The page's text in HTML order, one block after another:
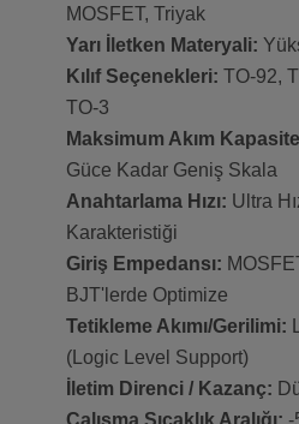
MOSFET, Triyak
Yarı İletken Materyali:
Kılıf Seçenekleri: TO-92,
TO-3
Maksimum Akım
Güce Kadar Geniş Skala
Anahtarlama Hızı: Ultra
Karakteristiği
Giriş Empedansı:
BJT'lerde Optimize
Tetikleme Akımı/Gerilimi:
(Logic Level Support)
İletim Direnci / Kazanç:
Çalışma Sıcaklık Aralığı: -